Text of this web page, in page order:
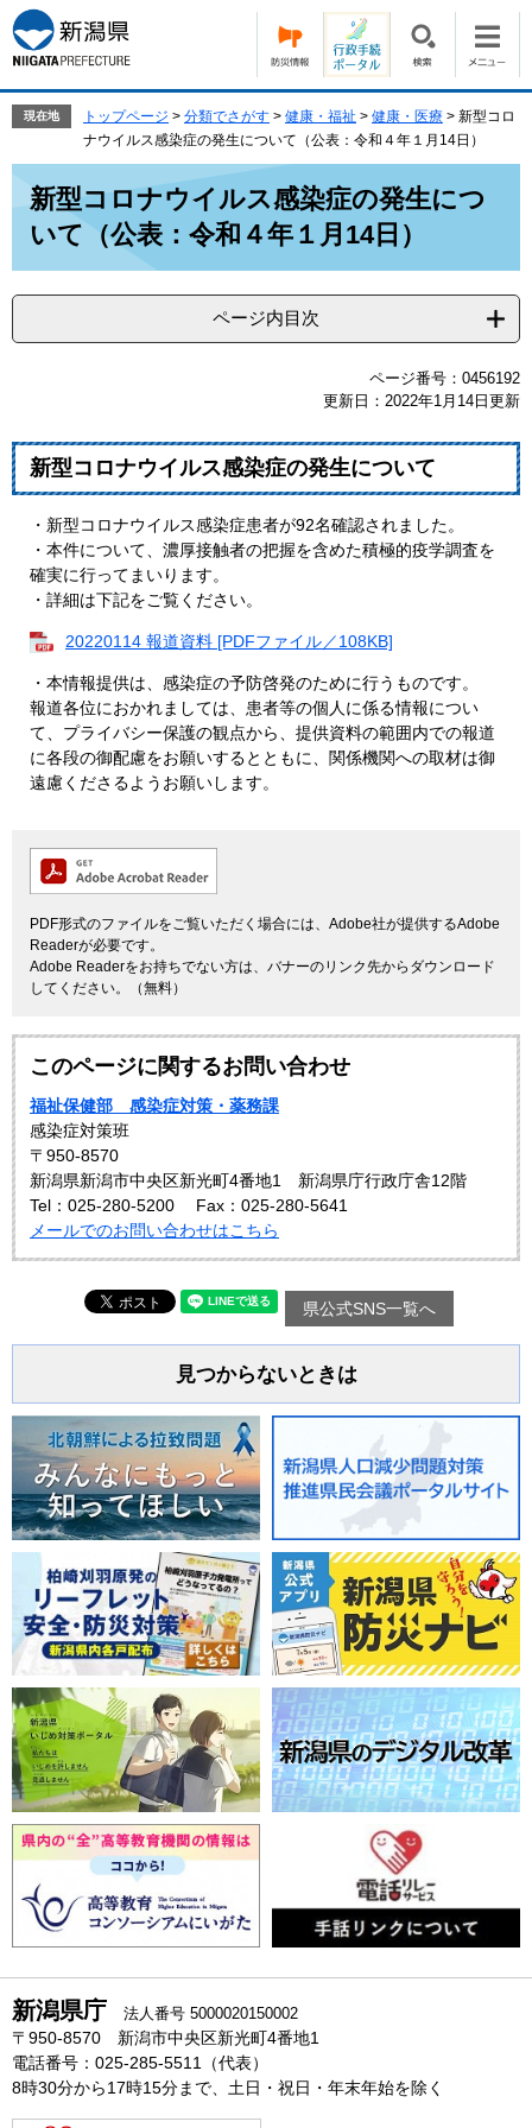
ー
ジ
の
で
す。
ニ
ュ
ー
ば
現在地 トップページ > 分類でさがす > 健康・福祉 > 健康・医療 > 新型コロ
ナウイルス感染症の発生について（公表：令和４年１月14日）
新型コロナウイルス感染症の発生につ
いて（公表：令和４年１月14日）
ページ内目次
ページ番号：0456192
更新日：2022年1月14日更新
新型コロナウイルス感染症の発生について
・新型コロナウイルス感染症患者が92名確認されました。
・本件について、濃厚接触者の把握を含めた積極的疫学調査を
確実に行ってまいります。
・詳細は下記をご覧ください。
20220114 報道資料 [PDFファイル／108KB]
・本情報提供は、感染症の予防啓発のために行うものです。
報道各位におかれましては、患者等の個人に係る情報につい
て、プライバシー保護の観点から、提供資料の範囲内での報道
に各段の御配慮をお願いするとともに、関係機関への取材は御
遠慮くださるようお願いします。
PDF形式のファイルをご覧いただく場合には、Adobe社が提供するAdobe
Readerが必要です。
Adobe Readerをお持ちでない方は、バナーのリンク先からダウンロード
してください。（無料）
このページに関するお問い合わせ
福祉保健部 感染症対策・薬務課
感染症対策班
〒950-8570
新潟県新潟市中央区新光町4番地1 新潟県庁行政庁舎12階
Tel：025-280-5200
Fax：025-280-5641
メールでのお問い合わせはこちら
県公式SNS一覧へ
見つからないときは
新潟県庁 法人番号 5000020150002
〒950-8570 新潟市中央区新光町4番地1
電話番号：025-285-5511（代表）
8時30分から17時15分まで、土日・祝日・年末年始を除く